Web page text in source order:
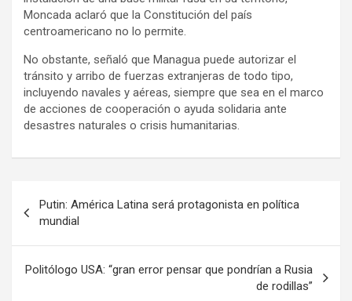
Moncada aclaró que la Constitución del país
centroamericano no lo permite.
No obstante, señaló que Managua puede autorizar el
tránsito y arribo de fuerzas extranjeras de todo tipo,
incluyendo navales y aéreas, siempre que sea en el marco
de acciones de cooperación o ayuda solidaria ante
desastres naturales o crisis humanitarias.
v
Putin: América Latina será protagonista en política
mundial
Politólogo USA: “gran error pensar que pondrían a Rusia
de rodillas”